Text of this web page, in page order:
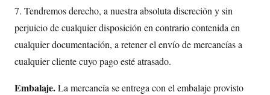
7. Tendremos derecho, a nuestra absoluta discreción y sin
perjuicio de cualquier disposición en contrario contenida en
cualquier documentación, a retener el envío de mercancías a
cualquier cliente cuyo pago esté atrasado.
Embalaje.La mercancía se entrega con el embalaje provisto